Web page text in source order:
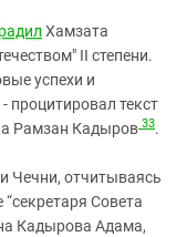
Хамзата
II степени.
успехи и
процитировал текст
Рамзан Кадыров 33.
Чечни, отчитываясь
Совета
Кадырова Адама,